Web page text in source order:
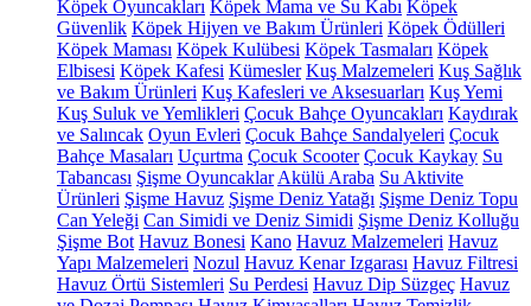
Köpek Oyuncakları Köpek Mama ve Su Kabı Köpek
Güvenlik Köpek Hijyen ve Bakım Ürünleri Köpek Ödülleri
Köpek Maması Köpek Kulübesi Köpek Tasmaları Köpek
Elbisesi Köpek Kafesi Kümesler Kuş Malzemeleri Kuş Sağlık
ve Bakım Ürünleri Kuş Kafesleri ve Aksesuarları Kuş Yemi
Kuş Suluk ve Yemlikleri Çocuk Bahçe Oyuncakları Kaydırak
ve Salıncak Oyun Evleri Çocuk Bahçe Sandalyeleri Çocuk
Bahçe Masaları Uçurtma Çocuk Scooter Çocuk Kaykay Su
Tabancası Şişme Oyuncaklar Akülü Araba Su Aktivite
Ürünleri Şişme Havuz Şişme Deniz Yatağı Şişme Deniz Topu
Can Yeleği Can Simidi ve Deniz Simidi Şişme Deniz Kolluğu
Şişme Bot Havuz Bonesi Kano Havuz Malzemeleri Havuz
Yapı Malzemeleri Nozul Havuz Kenar Izgarası Havuz Filtresi
Havuz Örtü Sistemleri Su Perdesi Havuz Dip Süzgeç Havuz